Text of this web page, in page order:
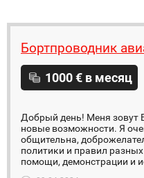
Бортпроводник
1000 € в месяц
Добрый день! Меня зовут
новые возможности. Я
общительна,
политики и правил
помощи, демонстрации и